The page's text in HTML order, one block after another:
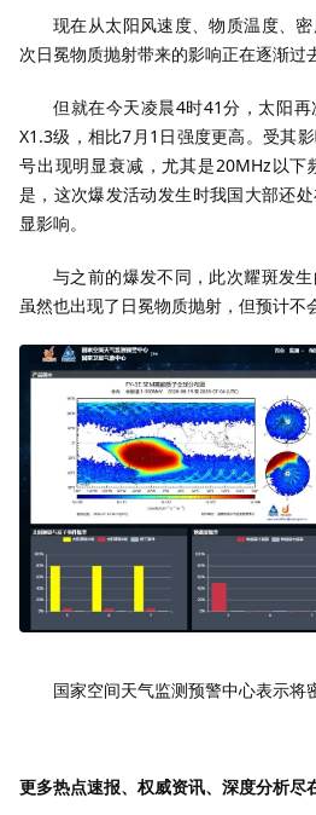
现在从太阳风速度、物质温度、
次日冕物质抛射带来的影响正在逐渐过
但就在今天凌晨4时41分，太阳
X1.3级，相比7月1日强度更高。受其
号出现明显衰减，尤其是20MHz以下
是，这次爆发活动发生时我国大部还
显影响。
与之前的爆发不同，此次耀斑发
虽然也出现了日冕物质抛射，但预计不
国家空间天气监测预警中心表示将
更多热点速报、权威资讯、深度分析尽